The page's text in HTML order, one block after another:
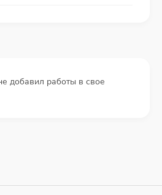
добавил работы в свое